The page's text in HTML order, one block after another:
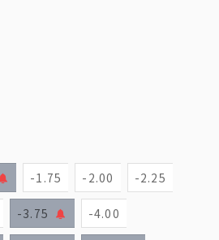
-1.75 -2.00 -2.25
-3.75 -4.00